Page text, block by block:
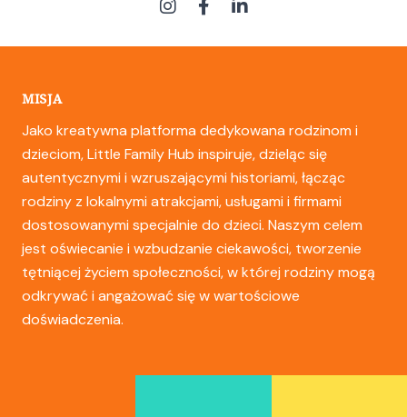
MISJA
Jako kreatywna platforma dedykowana rodzinom i
dzieciom, Little Family Hub inspiruje, dzieląc się
autentycznymi i wzruszającymi historiami, łącząc
rodziny z lokalnymi atrakcjami, usługami i firmami
dostosowanymi specjalnie do dzieci. Naszym celem
jest oświecanie i wzbudzanie ciekawości, tworzenie
tętniącej życiem społeczności, w której rodziny mogą
odkrywać i angażować się w wartościowe
doświadczenia.